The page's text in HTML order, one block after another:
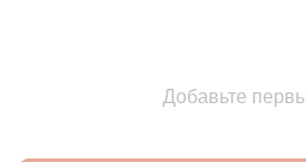
Добавьте